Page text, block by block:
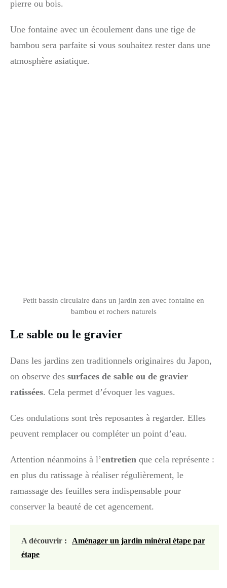
pierre ou bois.
Une fontaine avec un écoulement dans une tige de
bambou sera parfaite si vous souhaitez rester dans une
atmosphère asiatique.
Petit bassin circulaire dans un jardin zen avec fontaine en
bambou et rochers naturels
Le sable ou le gravier
Dans les jardins zen traditionnels originaires du Japon,
on observe des surfaces de sable ou de gravier
ratissées. Cela permet d’évoquer les vagues.
Ces ondulations sont très reposantes à regarder. Elles
peuvent remplacer ou compléter un point d’eau.
Attention néanmoins à l’entretien que cela représente :
en plus du ratissage à réaliser régulièrement, le
ramassage des feuilles sera indispensable pour
conserver la beauté de cet agencement.
A découvrir :
Aménager un jardin minéral étape par
étape